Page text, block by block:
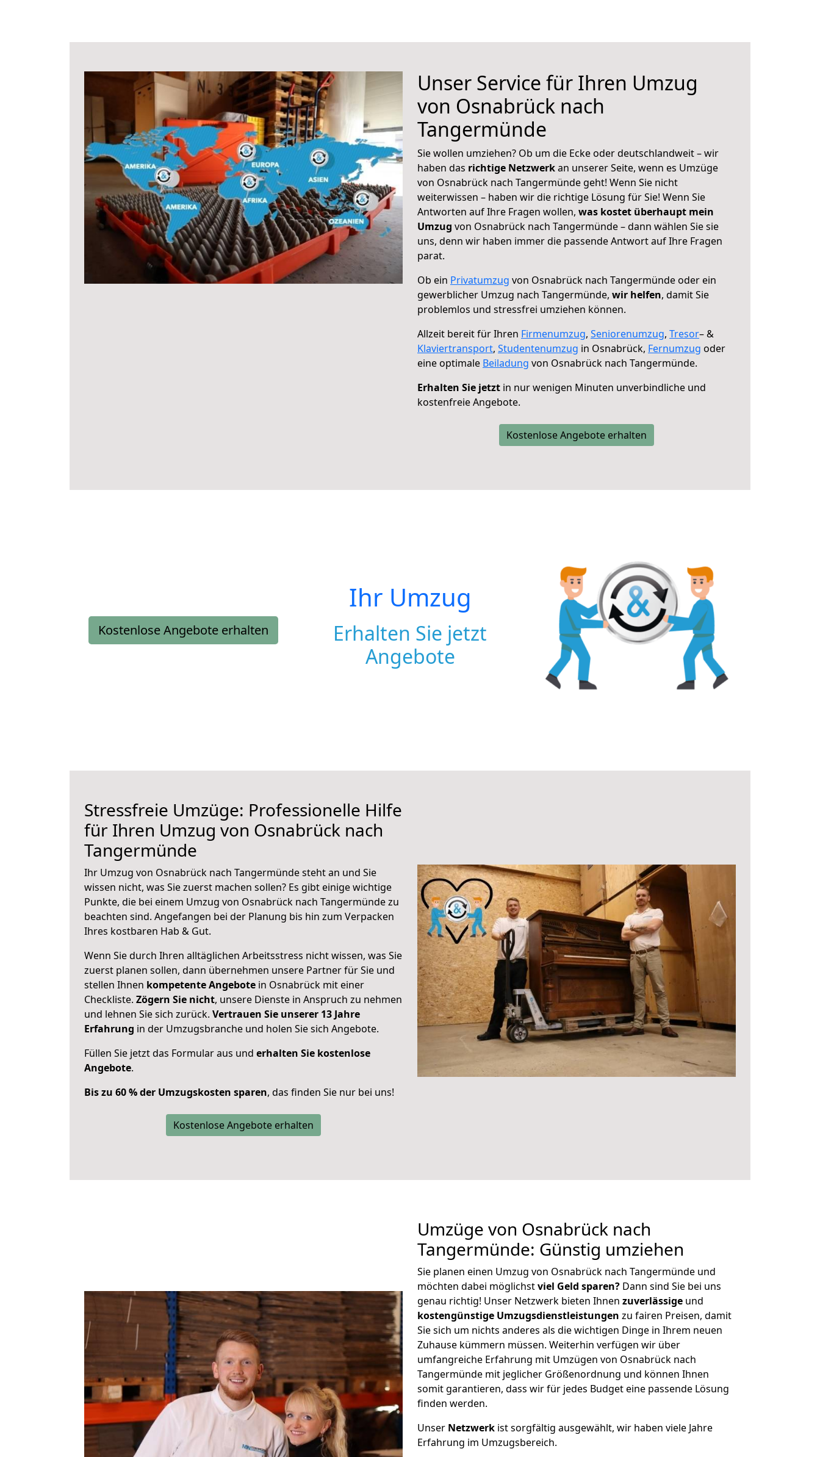
Unser Service für Ihren Umzug
von Osnabrück nach
Tangermünde
Sie wollen umziehen? Ob um die Ecke oder deutschlandweit – wir
haben das richtige Netzwerkan unserer Seite, wenn es Umzüge
von Osnabrück nach Tangermünde geht! Wenn Sie nicht
weiterwissen – haben wir die richtige Lösung für Sie! Wenn Sie
Antworten auf Ihre Fragen wollen, was kostet überhaupt mein
Umzug von Osnabrück nach Tangermünde – dann wählen Sie sie
uns, denn wir haben immer die passende Antwort auf Ihre Fragen
parat.
Ob ein Privatumzug von Osnabrück nach Tangermünde oder ein
gewerblicher Umzug nach Tangermünde, wir helfen, damit Sie
problemlos und stressfrei umziehen können.
Allzeit bereit für Ihren Firmenumzug, Seniorenumzug, Tresor– &
Klaviertransport, Studentenumzug in Osnabrück, Fernumzug oder
eine optimale Beiladung von Osnabrück nach Tangermünde.
Erhalten Sie jetzt in nur wenigen Minuten unverbindliche und
kostenfreie Angebote.
Kostenlose Angebote erhalten
Kostenlose Angebote erhalten
Ihr Umzug
Erhalten Sie jetzt
Angebote
Stressfreie Umzüge: Professionelle Hilfe
für Ihren Umzug von Osnabrück nach
Tangermünde
Ihr Umzug von Osnabrück nach Tangermünde steht an und Sie
wissen nicht, was Sie zuerst machen sollen? Es gibt einige wichtige
Punkte, die bei einem Umzug von Osnabrück nach Tangermünde zu
beachten sind. Angefangen bei der Planung bis hin zum Verpacken
Ihres kostbaren Hab & Gut.
Wenn Sie durch Ihren alltäglichen Arbeitsstress nicht wissen, was Sie
zuerst planen sollen, dann übernehmen unsere Partner für Sie und
stellen Ihnen kompetente Angebote in Osnabrück mit einer
Checkliste. Zögern Sie nicht, unsere Dienste in Anspruch zu nehmen
und lehnen Sie sich zurück. Vertrauen Sie unserer 13 Jahre
Erfahrung in der Umzugsbranche und holen Sie sich Angebote.
Füllen Sie jetzt das Formular aus und erhalten Sie kostenlose
Angebote.
Bis zu 60 % der Umzugskosten sparen, das finden Sie nur bei uns!
Kostenlose Angebote erhalten
Umzüge von Osnabrück nach
Tangermünde: Günstig umziehen
Sie planen einen Umzug von Osnabrück nach Tangermünde und
möchten dabei möglichstviel Geld sparen? Dann sind Sie bei uns
genau richtig! Unser Netzwerk bieten Ihnen zuverlässige und
kostengünstige Umzugsdienstleistungen zu fairen Preisen, damit
Sie sich um nichts anderes als die wichtigen Dinge in Ihrem neuen
Zuhause kümmern müssen. Weiterhin verfügen wir über
umfangreiche Erfahrung mit Umzügen von Osnabrück nach
Tangermünde mit jeglicher Größenordnung und können Ihnen
somit garantieren, dass wir für jedes Budget eine passende Lösung
finden werden.
Unser Netzwerk ist sorgfältig ausgewählt, wir haben viele Jahre
Erfahrung im Umzugsbereich.